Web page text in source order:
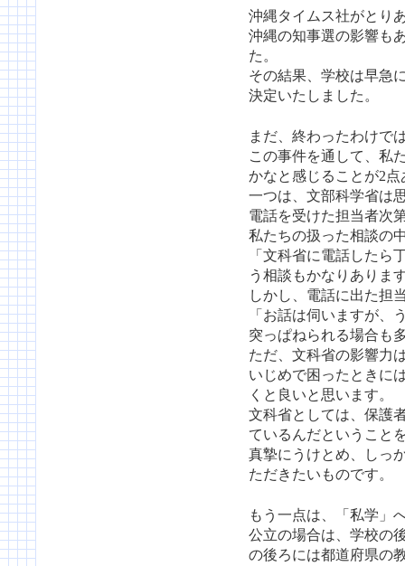
沖縄タイムス社がとり
沖縄の知事選の影響も
た。
その結果、学校は早急
決定いたしました。
まだ、終わったわけで
この事件を通して、私
かなと感じることが2点
一つは、文部科学省は
電話を受けた担当者次
私たちの扱った相談の
「文科省に電話したら
う相談もかなりありま
しかし、電話に出た担
「お話は伺いますが、
突っぱねられる場合も
ただ、文科省の影響力
いじめで困ったときに
くと良いと思います。
文科省としては、保護
ているんだということ
真摯にうけとめ、しっ
ただきたいものです。
もう一点は、「私学」
公立の場合は、学校の
の後ろには都道府県の